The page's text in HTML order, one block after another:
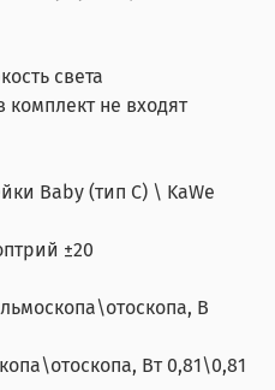
света
не входят
Baby (тип C) \ KaWe
±20
В
Вт 0,81\0,81